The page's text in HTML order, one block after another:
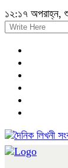
১২:১৭ অপরাহ্ন,